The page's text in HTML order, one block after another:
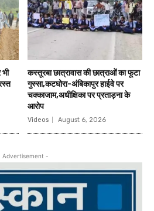
कस्तूरबा छात्रावास की छात्राओं का फूटा
गुस्सा,कटघोरा-अंबिकापुर हाईवे पर
चक्काजाम,अधीक्षिका पर प्रताड़ना के
आरोप
Videos August 6, 2026
Advertisement -